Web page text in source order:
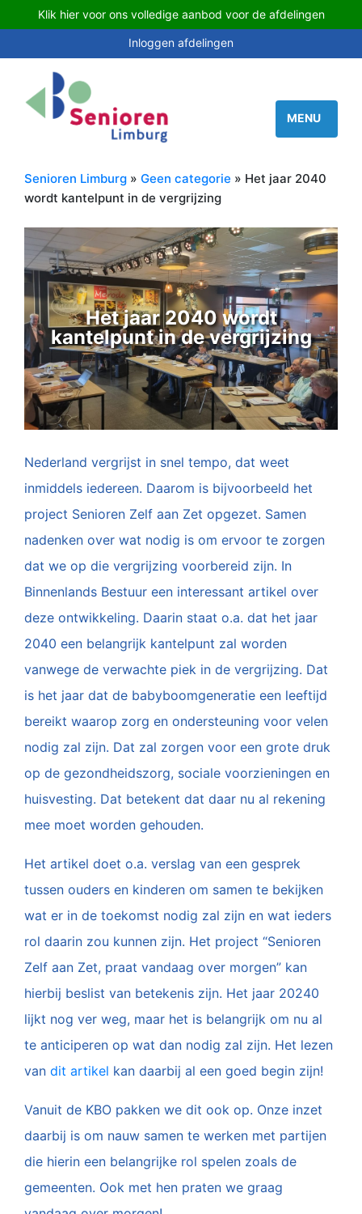
Klik hier voor ons volledige aanbod voor de afdelingen
Inloggen afdelingen
Senioren Limburg » Geen categorie » Het jaar 2040
wordt kantelpunt in de vergrijzing
Het jaar 2040 wordt
kantelpunt in de vergrijzing
Nederland vergrijst in snel tempo, dat weet
inmiddels iedereen. Daarom is bijvoorbeeld het
project Senioren Zelf aan Zet opgezet. Samen
nadenken over wat nodig is om ervoor te zorgen
dat we op die vergrijzing voorbereid zijn. In
Binnenlands Bestuur een interessant artikel over
deze ontwikkeling. Daarin staat o.a. dat het jaar
2040 een belangrijk kantelpunt zal worden
vanwege de verwachte piek in de vergrijzing. Dat
is het jaar dat de babyboomgeneratie een leeftijd
bereikt waarop zorg en ondersteuning voor velen
nodig zal zijn. Dat zal zorgen voor een grote druk
op de gezondheidszorg, sociale voorzieningen en
huisvesting. Dat betekent dat daar nu al rekening
mee moet worden gehouden.
Het artikel doet o.a. verslag van een gesprek
tussen ouders en kinderen om samen te bekijken
wat er in de toekomst nodig zal zijn en wat ieders
rol daarin zou kunnen zijn. Het project “Senioren
Zelf aan Zet, praat vandaag over morgen” kan
hierbij beslist van betekenis zijn. Het jaar 20240
lijkt nog ver weg, maar het is belangrijk om nu al
te anticiperen op wat dan nodig zal zijn. Het lezen
van dit artikel kan daarbij al een goed begin zijn!
Vanuit de KBO pakken we dit ook op. Onze inzet
daarbij is om nauw samen te werken met partijen
die hierin een belangrijke rol spelen zoals de
gemeenten. Ook met hen praten we graag